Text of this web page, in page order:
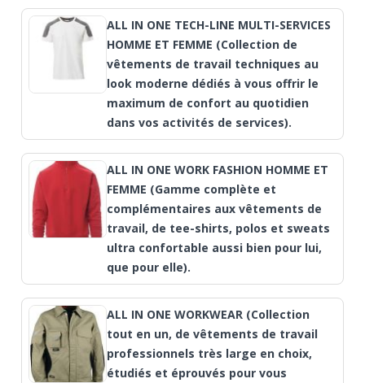
ALL IN ONE TECH-LINE MULTI-SERVICES
HOMME ET FEMME (Collection de
vêtements de travail techniques au
look moderne dédiés à vous offrir le
maximum de confort au quotidien
dans vos activités de services).
ALL IN ONE WORK FASHION HOMME ET
FEMME (Gamme complète et
complémentaires aux vêtements de
travail, de tee-shirts, polos et sweats
ultra confortable aussi bien pour lui,
que pour elle).
ALL IN ONE WORKWEAR (Collection
tout en un, de vêtements de travail
professionnels très large en choix,
étudiés et éprouvés pour vous